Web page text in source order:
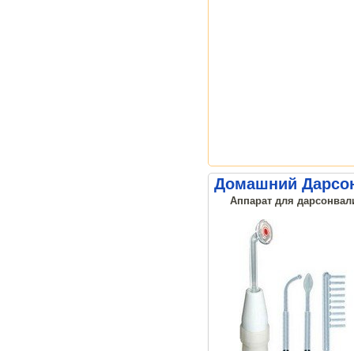
Домашний
Аппарат для